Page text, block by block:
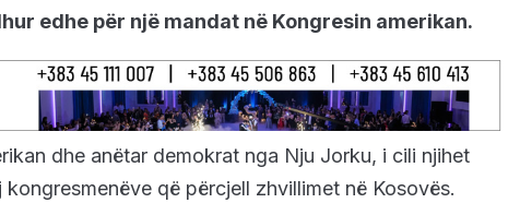
edhe për një mandat në Kongresin amerikan.
dhe anëtar demokrat nga Nju Jorku, i cili njihet
që përcjell zhvillimet në Kosovës.